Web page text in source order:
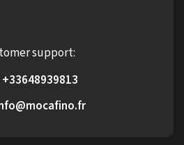
support:
+33648939813